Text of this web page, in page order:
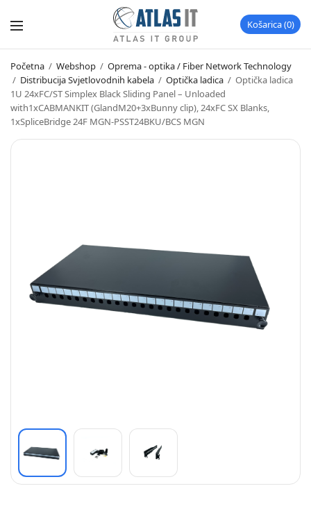
Košarica 0
Početna / Webshop / Oprema - optika / Fiber Network Technology
/ Distribucija Svjetlovodnih kabela / Optička ladica / Optička ladica
1U 24xFC/ST Simplex Black Sliding Panel – Unloaded
with1xCABMANKIT (GlandM20+3xBunny clip), 24xFC SX Blanks,
1xSpliceBridge 24F MGN-PSST24BKU/BCS MGN